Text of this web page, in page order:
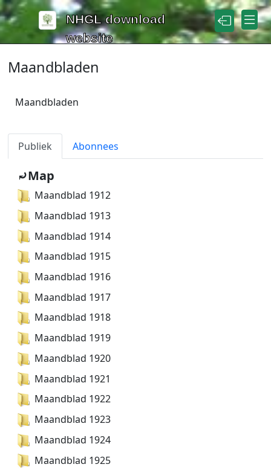
Naar de inhoud
NHGL download
website
Maandbladen
Maandbladen
Publiek Abonnees
⤾Map
Maandblad 1912
Maandblad 1913
Maandblad 1914
Maandblad 1915
Maandblad 1916
Maandblad 1917
Maandblad 1918
Maandblad 1919
Maandblad 1920
Maandblad 1921
Maandblad 1922
Maandblad 1923
Maandblad 1924
Maandblad 1925